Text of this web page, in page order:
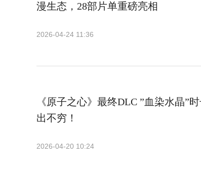
漫生态，28部片单重磅亮相
2026-04-24 11:36
《原子之心》最终DLC ”血染水晶”
出不穷！
2026-04-20 10:24